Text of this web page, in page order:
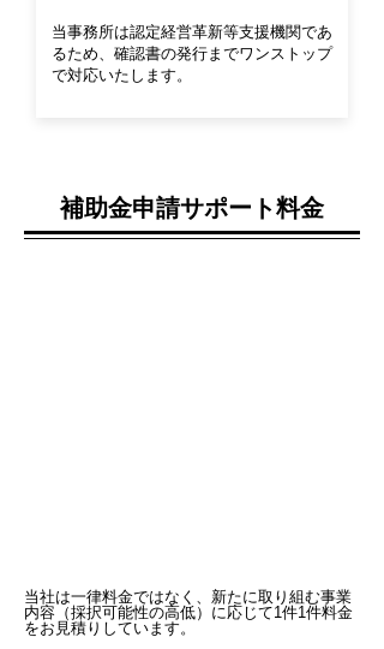
​当事務所は認定経営革新等支援機関であ
るため、確認書の発行までワンストップ
で対応いたします。
補助金申請サポート料金
当社は一律料金ではなく、新たに取り組む事業
内容（採択可能性の高低）に応じて1件1件料金
をお見積りしています。